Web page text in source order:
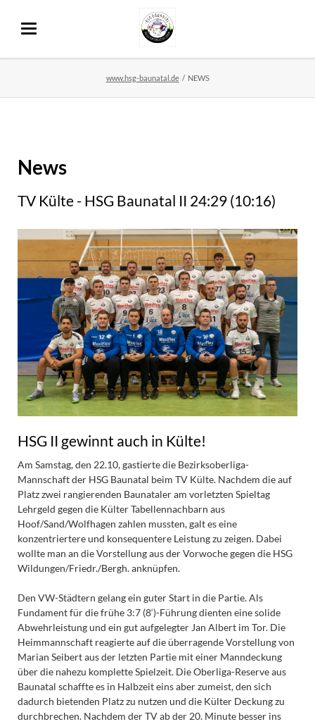
www.hsg-baunatal.de NEWS
News
TV Külte - HSG Baunatal II 24:29 (10:16)
HSG II gewinnt auch in Külte!
Am Samstag, den 22.10, gastierte die Bezirksoberliga-
Mannschaft der HSG Baunatal beim TV Külte. Nachdem die auf
Platz zwei rangierenden Baunataler am vorletzten Spieltag
Lehrgeld gegen die Külter Tabellennachbarn aus
Hoof/Sand/Wolfhagen zahlen mussten, galt es eine
konzentriertere und konsequentere Leistung zu zeigen. Dabei
wollte man an die Vorstellung aus der Vorwoche gegen die HSG
Wildungen/Friedr./Bergh. anknüpfen.
Den VW-Städtern gelang ein guter Start in die Partie. Als
Fundament für die frühe 3:7 (8‘)-Führung dienten eine solide
Abwehrleistung und ein gut aufgelegter Jan Albert im Tor. Die
Heimmannschaft reagierte auf die überragende Vorstellung von
Marian Seibert aus der letzten Partie mit einer Manndeckung
über die nahezu komplette Spielzeit. Die Oberliga-Reserve aus
Baunatal schaffte es in Halbzeit eins aber zumeist, den sich
dadurch bietenden Platz zu nutzen und die Külter Deckung zu
durchbrechen. Nachdem der TV ab der 20. Minute besser ins